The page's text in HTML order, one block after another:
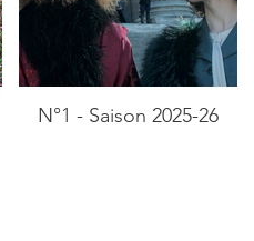
N°1 - Saison 2025-26